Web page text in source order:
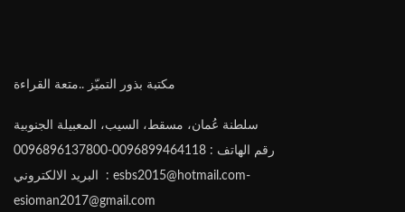
مكتبة بذور التميّز ..متعة القراءة
سلطنة عُمان، مسقط، السيب، المعبيلة الجنوبية
رقم الهاتف : 0096899464118-0096896137800
البريد الالكتروني : esbs2015@hotmail.com-
esioman2017@gmail.com